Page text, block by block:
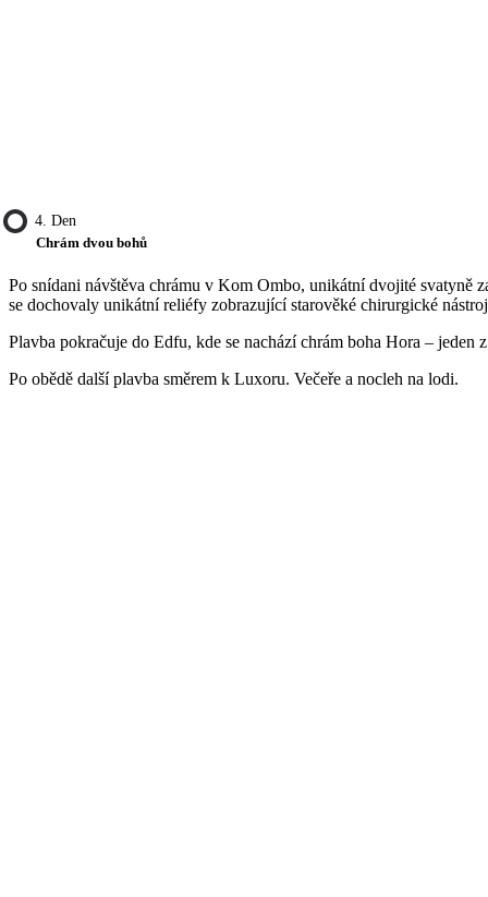
4. Den
Chrám dvou bohů
Po snídani návštěva chrámu v Kom Ombo, unikátní dvojité svatyně
se dochovaly unikátní reliéfy zobrazující starověké chirurgické
Plavba pokračuje do Edfu, kde se nachází chrám boha Hora –
Po obědě další plavba směrem k Luxoru. Večeře a nocleh na lodi.